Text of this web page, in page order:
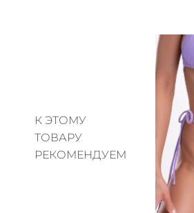
К ЭТОМУ
ТОВАРУ
РЕКОМЕНДУЕМ